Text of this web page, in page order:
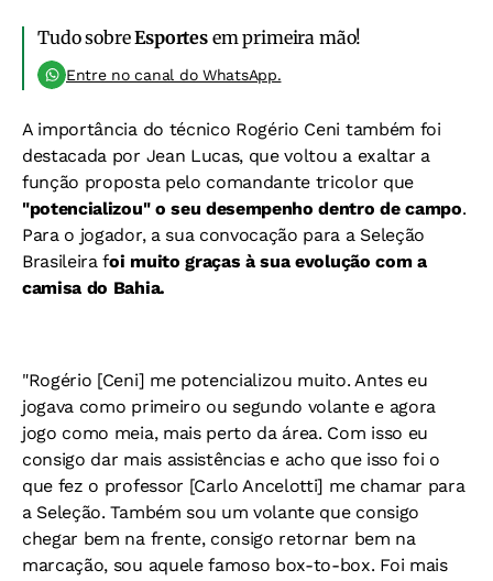
Tudo sobreEsportesem primeira mão!
Entre no canal do WhatsApp.
A importância do técnico Rogério Ceni também foi
destacada por Jean Lucas, que voltou a exaltar a
função proposta pelo comandante tricolor que
"potencializou" o seu desempenho dentro de campo.
Para o jogador, a sua convocação para a Seleção
Brasileira foi muito graças à sua evolução com a
camisa do Bahia.
"Rogério [Ceni] me potencializou muito. Antes eu
jogava como primeiro ou segundo volante e agora
jogo como meia, mais perto da área. Com isso eu
consigo dar mais assistências e acho que isso foi o
que fez o professor [Carlo Ancelotti] me chamar para
a Seleção. Também sou um volante que consigo
chegar bem na frente, consigo retornar bem na
marcação, sou aquele famoso box-to-box. Foi mais